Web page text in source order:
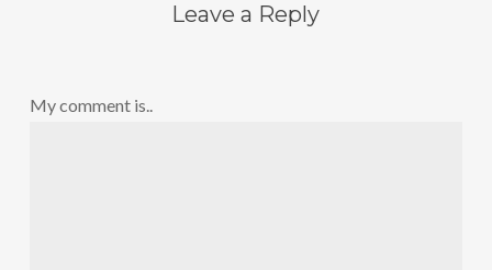
Leave a Reply
My comment is..